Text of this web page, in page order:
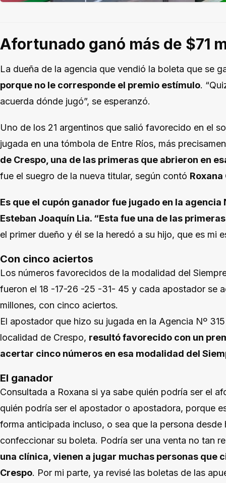
Afortunado ganó más de $71
La dueña de la agencia que vendió la boleta que se
porque no le corresponde el premio estímulo.
acuerda dónde jugó”, se esperanzó.
Uno de los 21 argentinos que salió favorecido en el
jugada en una tómbola de Entre Ríos, más
de Crespo, una de las primeras que abrieron en
fue el suegro de la nueva titular, según contó Roxana
Es que el cupón ganador fue jugado en la agencia
Esteban Joaquín Lia. “Esta fue una de las
el primer dueño y él se la heredó a su hijo, que es mi
Con cinco aciertos
Los números favorecidos de la modalidad del
fueron el 18 -17-26 -25 -31- 45 y cada apostador se
millones, con cinco aciertos.
El apostador que hizo su jugada en la Agencia Nº
localidad de Crespo, resultó favorecido con un
acertar cinco números en esa modalidad del
El ganador
Consultada a Roxana si ya sabe quién podría ser el
quién podría ser el apostador o apostadora, porque
forma anticipada incluso, o sea que la persona
confeccionar su boleta. Podría ser una venta no tan
una clínica, vienen a jugar muchas personas que
Crespo. Por mi parte, ya revisé las boletas de las